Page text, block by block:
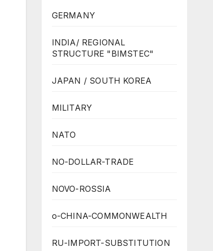
GERMANY
INDIA/ REGIONAL
STRUCTURE "BIMSTEC"
JAPAN / SOUTH KOREA
MILITARY
NATO
NO-DOLLAR-TRADE
NOVO-ROSSIA
o-CHINA-COMMONWEALTH
RU-IMPORT-SUBSTITUTION